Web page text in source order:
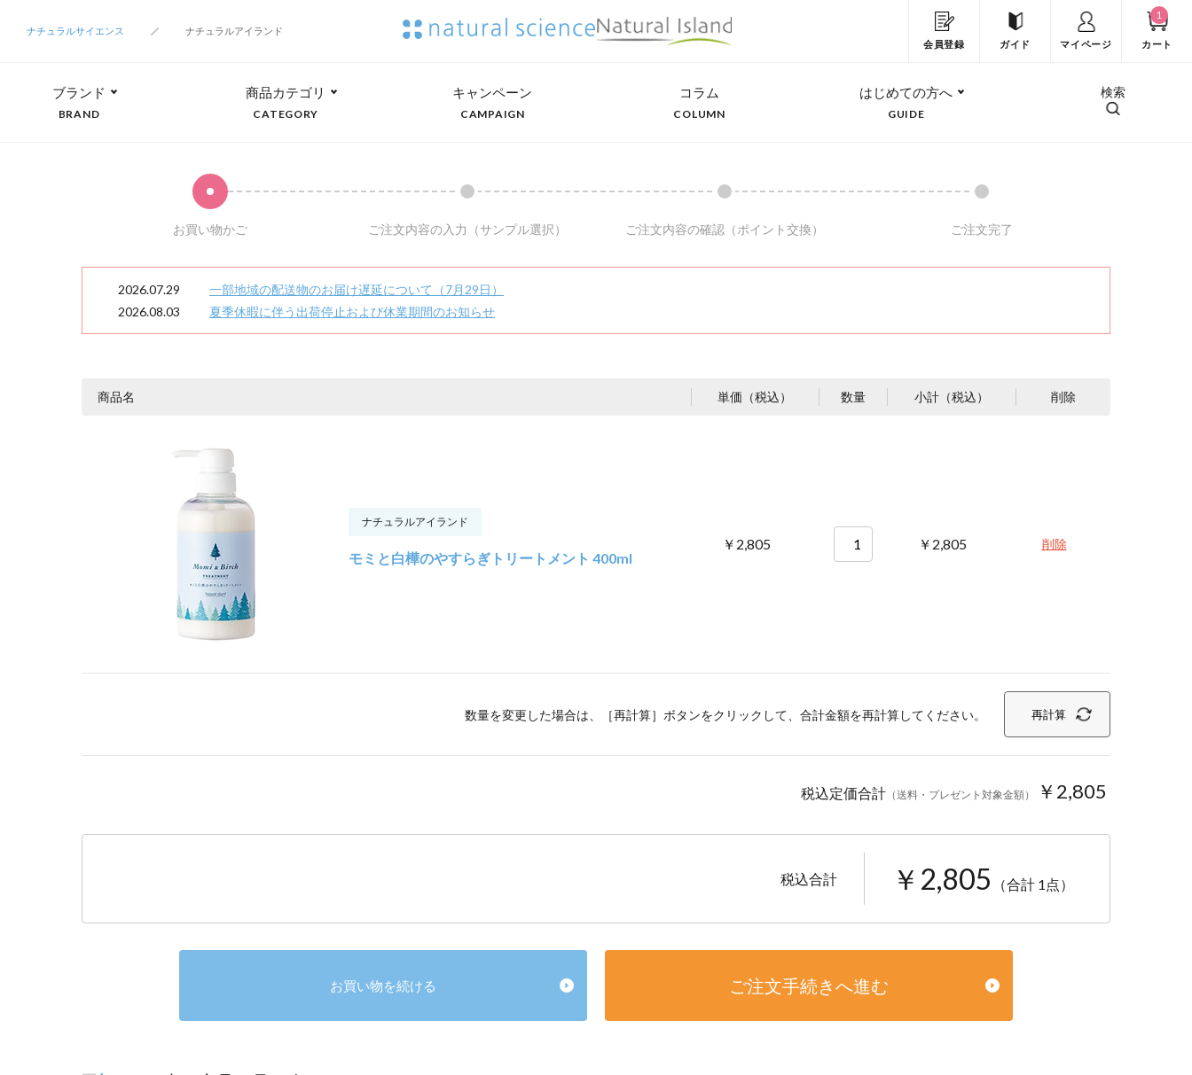
ナチュラルサイエンス
ナチュラルアイランド
会員登録
ガイド マイページ
1
カート
ブランド
BRAND
商品カテゴリ
CATEGORY
キャンペーン
CAMPAIGN
コラム
COLUMN
はじめての方へ
GUIDE
検索
お買い物かご ご注文内容の入力 （サンプル選択） ご注文内容の確認 （ポイント交換） ご注文完了
2026.07.29
一部地域の配送物のお届け遅延について（7月29日）
2026.08.03
夏季休暇に伴う出荷停止および休業期間のお知らせ
商品名 単価（税込） 数量 小計（税込） 削除
ナチュラルアイランド
モミと白樺のやすらぎトリートメント 400ml
￥2,805 ￥2,805 削除
数量を変更した場合は、［再計算］ボタンをクリックして、合計金額を再計算してください。 再計算
税込定価合計 （送料・プレゼント対象金額） ￥2,805
税込合計 ￥2,805 （合計 1点）
お買い物を続ける ご注文手続きへ進む